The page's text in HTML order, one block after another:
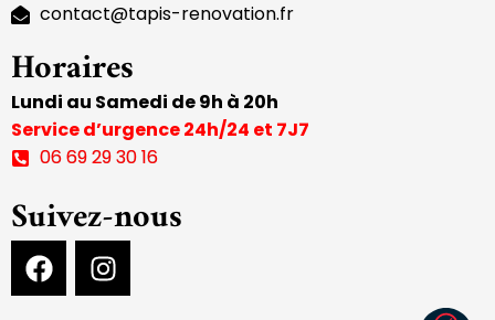
contact@tapis-renovation.fr
Horaires
Lundi au Samedi de 9h à 20h
Service d’urgence 24h/24 et 7J7
06 69 29 30 16
Suivez-nous